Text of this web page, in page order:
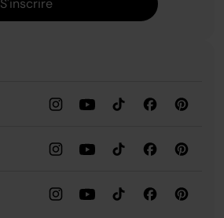
S'inscrire